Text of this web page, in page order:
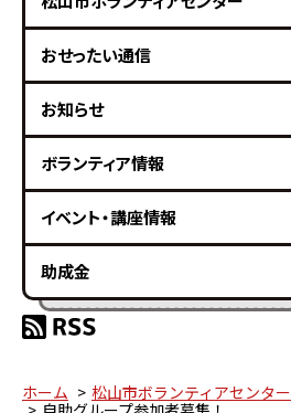
おせったい通信
お知らせ
ボランティア情報
イベント・講座情報
助成金
ホーム 松山市ボランティアセンター